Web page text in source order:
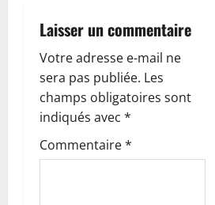
t
i
o
n
d
Laisser un commentaire
Votre adresse e-mail ne
sera pas publiée. Les
champs obligatoires sont
indiqués avec *
Commentaire*